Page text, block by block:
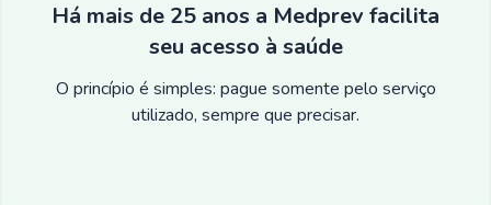
Há mais de 25 anos a Medprev facilita
seu acesso à saúde
O princípio é simples: pague somente pelo serviço
utilizado, sempre que precisar.